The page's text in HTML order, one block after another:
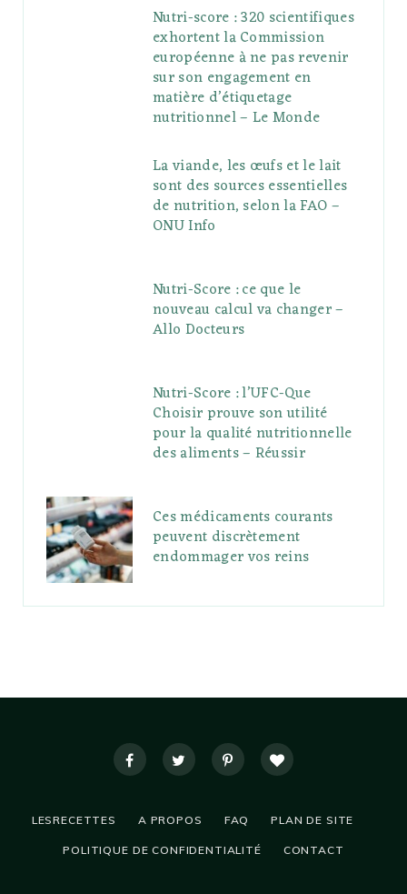
Nutri-score : 320 scientifiques
exhortent la Commission
européenne à ne pas revenir
sur son engagement en
matière d’étiquetage
nutritionnel – Le Monde
La viande, les œufs et le lait
sont des sources essentielles
de nutrition, selon la FAO –
ONU Info
Nutri-Score : ce que le
nouveau calcul va changer –
Allo Docteurs
Nutri-Score : l’UFC-Que
Choisir prouve son utilité
pour la qualité nutritionnelle
des aliments – Réussir
Ces médicaments courants
peuvent discrètement
endommager vos reins
LESRECETTES A PROPOS FAQ PLAN DE SITE
POLITIQUE DE CONFIDENTIALITÉ CONTACT